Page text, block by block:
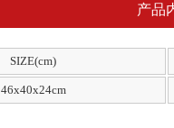
SIZE(cm)
46x40x24cm
产品